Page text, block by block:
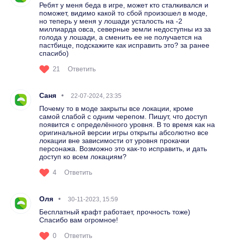
Ребят у меня беда в игре, может кто сталкивался и
поможет, видимо какой то сбой произошел в моде,
но теперь у меня у лошади усталость на -2
миллиарда овса, северные земли недоступны из за
голода у лошади, а сменить ее не получается на
пастбище, подскажите как исправить это? за ранее
спасибо)
21 Ответить
Саня 22-07-2024, 23:35
Почему то в моде закрыты все локации, кроме
самой слабой с одним черепом. Пишут, что доступ
появится с определённого уровня. В то время как на
оригинальной версии игры открыты абсолютно все
локации вне зависимости от уровня прокачки
персонажа. Возможно это как-то исправить, и дать
доступ ко всем локациям?
4 Ответить
Оля 30-11-2023, 15:59
Бесплатный крафт работает, прочность тоже)
Спасибо вам огромное!
0 Ответить